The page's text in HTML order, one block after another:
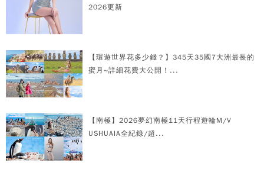
2026更新
【環遊世界花多少錢？】345天35國7大洲最長的
蜜月~詳細花費大公開！...
【南極】2026夢幻南極11天行程遊輪M/V
USHUAIA全紀錄/超...